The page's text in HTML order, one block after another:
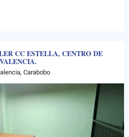
CC ESTELLA, CENTRO DE
VALENCIA.
Carabobo